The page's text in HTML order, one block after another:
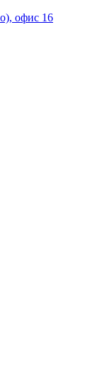
офис 16